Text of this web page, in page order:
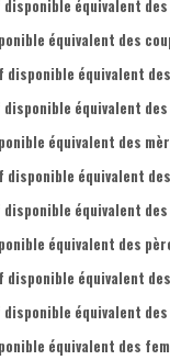
équivalent des
équivalent des
équivalent
équivalent
équivalent des
équivalent
équivalent
équivalent des
équivalent
équivalent
équivalent des